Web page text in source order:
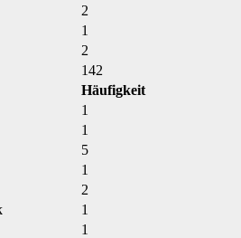
2
1
2
142
Häufigkeit
1
1
5
1
2
1
1